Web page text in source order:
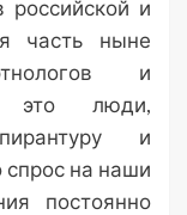
российской и
часть ныне
и
это люди,
и
спрос на наши
постоянно